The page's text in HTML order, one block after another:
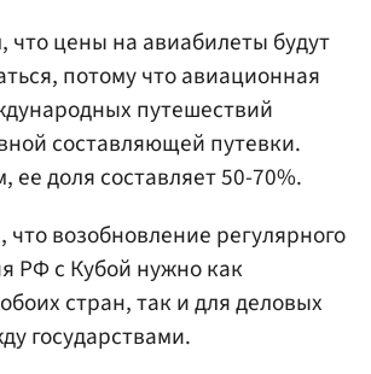
что цены на авиабилеты будут
потому что авиационная
путешествий
составляющей путевки.
ее доля составляет 50-70%.
что возобновление регулярного
РФ с Кубой нужно как
стран, так и для деловых
государствами.